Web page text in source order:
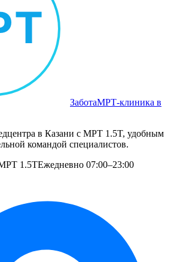
ЗаботаМРТ‑клиника в
в Казани с МРТ 1.5T, удобным
командой специалистов.
1.5TЕжедневно 07:00–23:00